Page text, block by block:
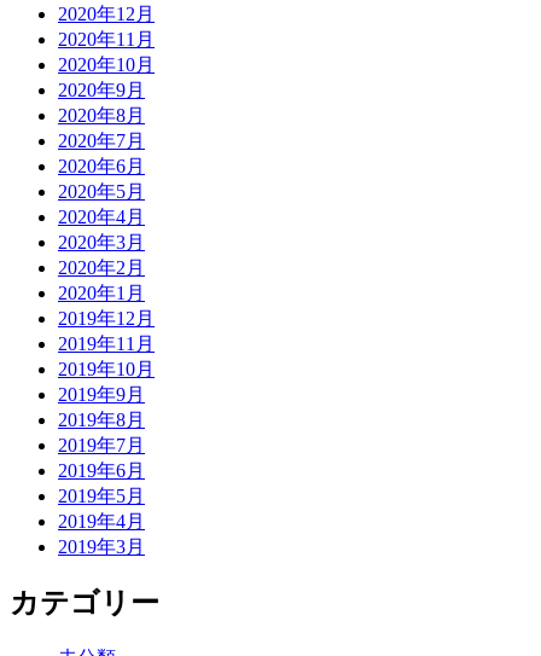
2020年12月
2020年11月
2020年10月
2020年9月
2020年8月
2020年7月
2020年6月
2020年5月
2020年4月
2020年3月
2020年2月
2020年1月
2019年12月
2019年11月
2019年10月
2019年9月
2019年8月
2019年7月
2019年6月
2019年5月
2019年4月
2019年3月
カテゴリー